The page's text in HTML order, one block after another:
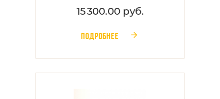
15 300.00 руб.
ПОДРОБНЕЕ 󰁔